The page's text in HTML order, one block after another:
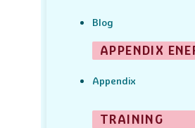
Blog
APPENDIX
Appendix
TRAINING